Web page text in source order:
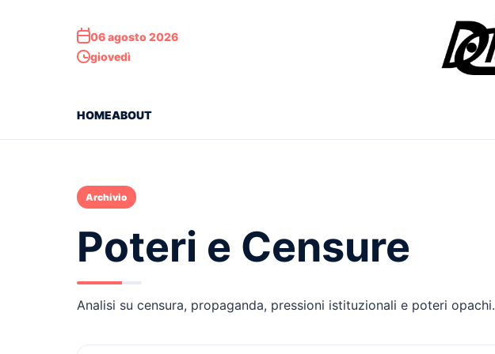
06 agosto 2026
giovedì
HOMEABOUT
Archivio
Poteri e Censure
Analisi su censura, propaganda, pressioni istituzionali e poteri opachi.